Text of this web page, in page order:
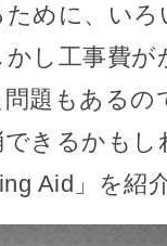
めに、い
し工事費
題もある
きるかも
Aid」を紹